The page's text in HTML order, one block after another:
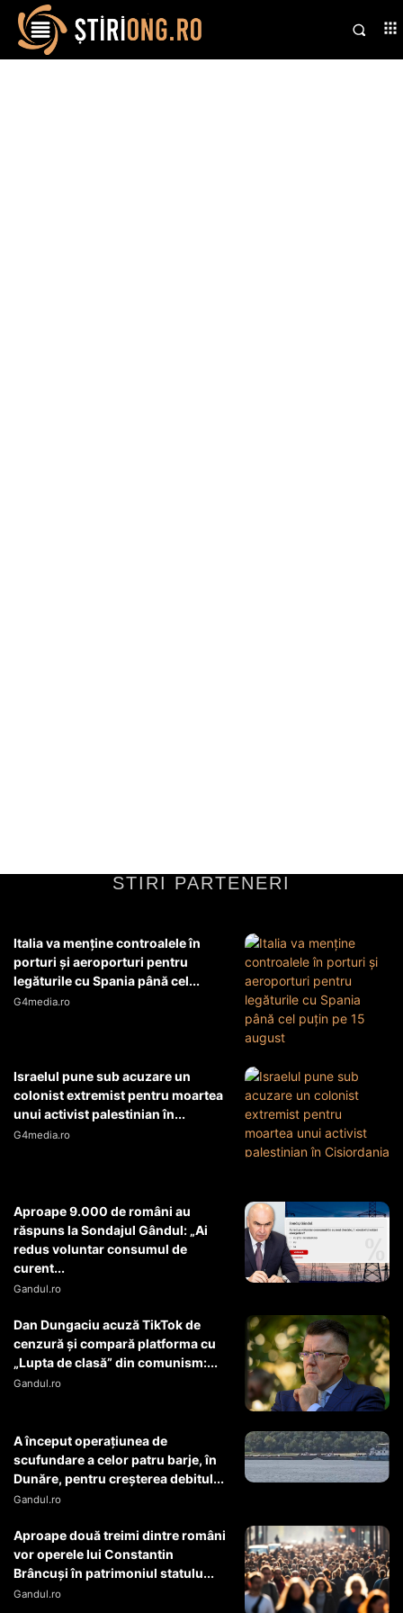
STIRI PARTENERI
Italia va menţine controalele în
porturi şi aeroporturi pentru
legăturile cu Spania până cel...
G4media.ro
Israelul pune sub acuzare un
colonist extremist pentru moartea
unui activist palestinian în...
G4media.ro
Aproape 9.000 de români au
răspuns la Sondajul Gândul: „Ai
redus voluntar consumul de
curent...
Gandul.ro
Dan Dungaciu acuză TikTok de
cenzură și compară platforma cu
„Lupta de clasă” din comunism:...
Gandul.ro
A început operaţiunea de
scufundare a celor patru barje, în
Dunăre, pentru creşterea debitul...
Gandul.ro
Aproape două treimi dintre români
vor operele lui Constantin
Brâncuși în patrimoniul statulu...
Gandul.ro